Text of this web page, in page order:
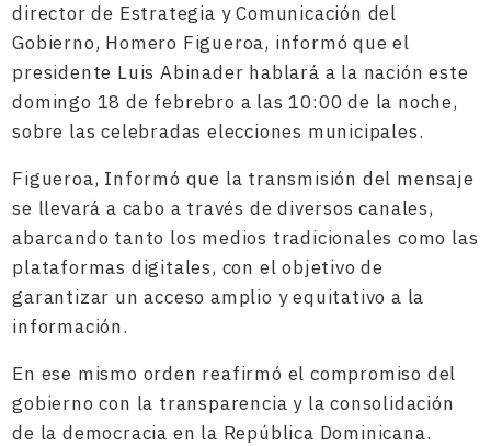
director de Estrategia y Comunicación del
Gobierno, Homero Figueroa, informó que el
presidente Luis Abinader hablará a la nación este
domingo 18 de febrebro a las 10:00 de la noche,
sobre las celebradas elecciones municipales.
Figueroa, Informó que la transmisión del mensaje
se llevará a cabo a través de diversos canales,
abarcando tanto los medios tradicionales como las
plataformas digitales, con el objetivo de
garantizar un acceso amplio y equitativo a la
información.
En ese mismo orden reafirmó el compromiso del
gobierno con la transparencia y la consolidación
de la democracia en la República Dominicana.